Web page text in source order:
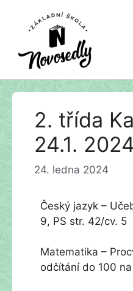
Přeskočit
2. třída
24.1. 2024
24. ledna 2024
Český jazyk –
9, PS str. 42/cv. 5
Matematika –
odčítání do 100